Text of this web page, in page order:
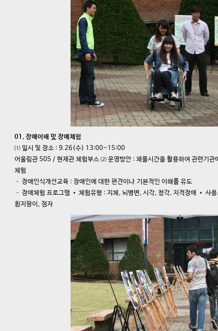
01. 장애이해 및 장애체험
⑴ 일시 및 장소 : 9.26(수) 13:00~15:00
어울림관 505 / 현재관 체험부스 ⑵ 운영방안 : 채플시간을 활용하여 관련기관
체험
– 장애인식개선교육 : 장애인에 대한 편견이나 기본적인 이해를 유도
– 장애체험 프로그램 • 체험유형 : 지체, 뇌병변, 시각, 청각, 지적장애 • 사
흰지팡이, 점자